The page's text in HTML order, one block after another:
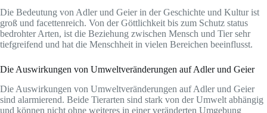
Die Bedeutung von Adler und Geier in der Geschichte und Kultur ist
groß und facettenreich. Von der Göttlichkeit bis zum Schutz status
bedrohter Arten, ist die Beziehung zwischen Mensch und Tier sehr
tiefgreifend und hat die Menschheit in vielen Bereichen beeinflusst.
Die Auswirkungen von Umweltveränderungen auf Adler und Geier
Die Auswirkungen von Umweltveränderungen auf Adler und Geier
sind alarmierend. Beide Tierarten sind stark von der Umwelt abhängig
und können nicht ohne weiteres in einer veränderten Umgebung